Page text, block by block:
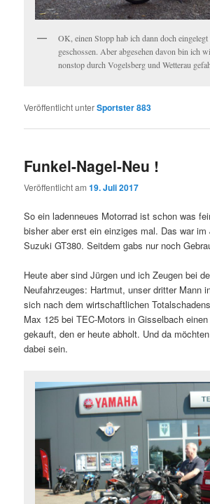
OK, einen Stopp hab ich dann doch
geschossen. Aber abgesehen davon bin ich
nonstop durch Vogelsberg und Wetterau
Veröffentlicht unterSportster 883
Funkel-Nagel-Neu !
Veröffentlicht am19. Juli 2017
So ein ladenneues Motorrad ist schon was
bisher aber erst ein einziges mal. Das war im
Suzuki GT380. Seitdem gabs nur noch
Heute aber sind Jürgen und ich Zeugen bei
Neufahrzeuges: Hartmut, unser dritter Mann
sich nach dem wirtschaftlichen
Max 125 bei TEC-Motors in Gisselbach
gekauft, den er heute abholt. Und da
dabei sein.